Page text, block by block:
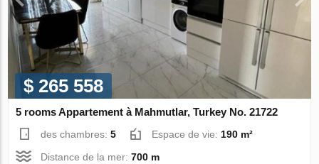
$ 265 558
5 rooms Appartement à Mahmutlar, Turkey No. 21722
des chambres:5 Espace de vie: 190 m²
Distance de la mer:700 m